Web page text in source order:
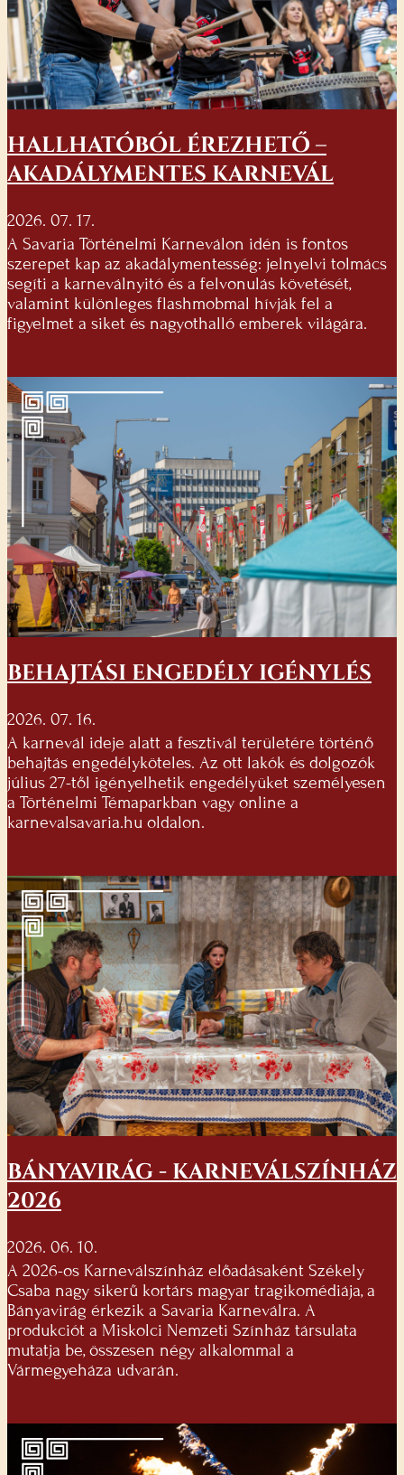
HALLHATÓBÓL ÉREZHETŐ –
AKADÁLYMENTES KARNEVÁL
2026. 07. 17.
A Savaria Történelmi Karneválon idén is fontos
szerepet kap az akadálymentesség: jelnyelvi tolmács
segíti a karneválnyitó és a felvonulás követését,
valamint különleges flashmobmal hívják fel a
figyelmet a siket és nagyothalló emberek világára.
BEHAJTÁSI ENGEDÉLY IGÉNYLÉS
2026. 07. 16.
A karnevál ideje alatt a fesztivál területére történő
behajtás engedélyköteles. Az ott lakók és dolgozók
július 27-től igényelhetik engedélyüket személyesen
a Történelmi Témaparkban vagy online a
karnevalsavaria.hu oldalon.
BÁNYAVIRÁG - KARNEVÁLSZÍNHÁZ
2026
2026. 06. 10.
A 2026-os Karneválszínház előadásaként Székely
Csaba nagy sikerű kortárs magyar tragikomédiája, a
Bányavirág érkezik a Savaria Karneválra. A
produkciót a Miskolci Nemzeti Színház társulata
mutatja be, összesen négy alkalommal a
Vármegyeháza udvarán.